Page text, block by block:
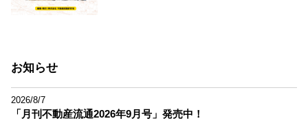
お知らせ
2026/8/7
「月刊不動産流通2026年9月号」発売中！